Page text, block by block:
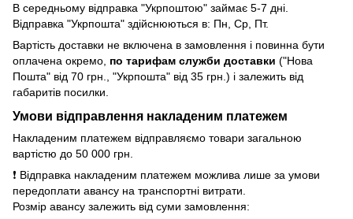
В середньому відправка "Укрпоштою" займає 5-7 дні.
Відправка "Укрпошта" здійснюються в: Пн, Ср, Пт.
Вартість доставки не включена в замовлення і повинна бути
оплачена окремо, по тарифам служби доставки ("Нова
Пошта" від 70 грн., "Укрпошта" від 35 грн.) і залежить від
габаритів посилки.
Умови відправлення накладеним платежем
Накладеним платежем відправляємо товари загальною
вартістю до 50 000 грн.
❗ Відправка накладеним платежем можлива лише за умови
передоплати авансу на транспортні витрати.
Розмір авансу залежить від суми замовлення: